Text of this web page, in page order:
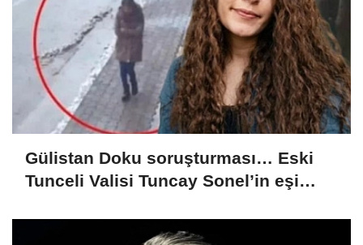
Gülistan Doku soruşturması… Eski
Tunceli Valisi Tuncay Sonel’in eşi